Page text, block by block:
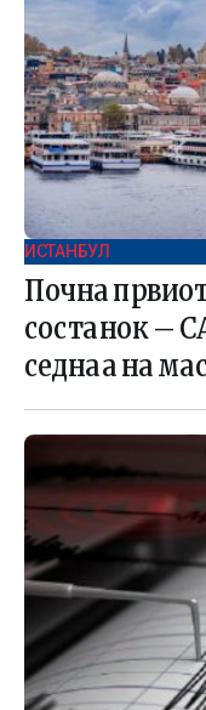
ИСТАНБУЛ
Почна
состанок –
седнаа на